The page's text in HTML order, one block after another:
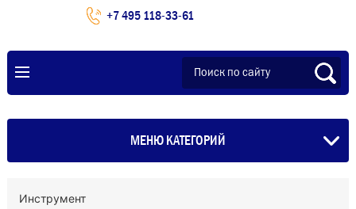
+7 495 118-33-61
МЕНЮ КАТЕГОРИЙ
Инструмент